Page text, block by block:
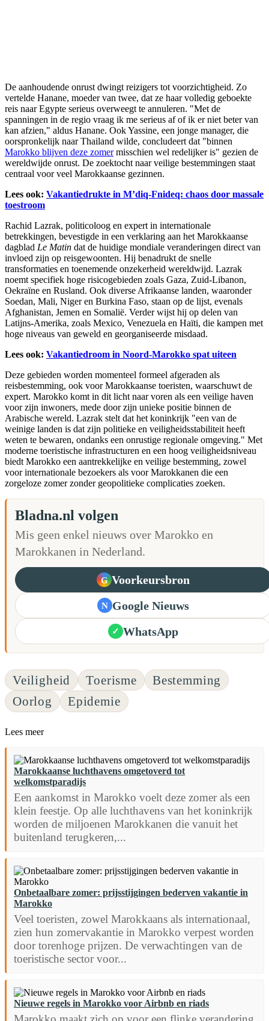
De aanhoudende onrust dwingt reizigers tot voorzichtigheid. Zo
vertelde Hanane, moeder van twee, dat ze haar volledig geboekte
reis naar Egypte serieus overweegt te annuleren. "Met de
spanningen in de regio vraag ik me serieus af of ik er niet beter van
kan afzien," aldus Hanane. Ook Yassine, een jonge manager, die
oorspronkelijk naar Thailand wilde, concludeert dat "binnen
Marokko blijven deze zomermisschien wel redelijker is" gezien de
wereldwijde onrust. De zoektocht naar veilige bestemmingen staat
centraal voor veel Marokkaanse gezinnen.
Lees ook: Vakantiedrukte in M’diq-Fnideq: chaos door massale
toestroom
Rachid Lazrak, politicoloog en expert in internationale
betrekkingen, bevestigde in een verklaring aan het Marokkaanse
dagblad Le Matin dat de huidige mondiale veranderingen direct van
invloed zijn op reisgewoonten. Hij benadrukt de snelle
transformaties en toenemende onzekerheid wereldwijd. Lazrak
noemt specifiek hoge risicogebieden zoals Gaza, Zuid-Libanon,
Oekraïne en Rusland. Ook diverse Afrikaanse landen, waaronder
Soedan, Mali, Niger en Burkina Faso, staan op de lijst, evenals
Afghanistan, Jemen en Somalië. Verder wijst hij op delen van
Latijns-Amerika, zoals Mexico, Venezuela en Haïti, die kampen met
hoge niveaus van geweld en georganiseerde misdaad.
Lees ook: Vakantiedroom in Noord-Marokko spat uiteen
Deze gebieden worden momenteel formeel afgeraden als
reisbestemming, ook voor Marokkaanse toeristen, waarschuwt de
expert. Marokko komt in dit licht naar voren als een veilige haven
voor zijn inwoners, mede door zijn unieke positie binnen de
Arabische wereld. Lazrak stelt dat het koninkrijk "een van de
weinige landen is dat zijn politieke en veiligheidsstabiliteit heeft
weten te bewaren, ondanks een onrustige regionale omgeving." Met
moderne toeristische infrastructuren en een hoog veiligheidsniveau
biedt Marokko een aantrekkelijke en veilige bestemming, zowel
voor internationale bezoekers als voor Marokkanen die een
zorgeloze zomer zonder geopolitieke complicaties zoeken.
Bladna.nl volgen
Mis geen enkel nieuws over Marokko en
Marokkanen in Nederland.
G Voorkeursbron
N Google Nieuws
✓ WhatsApp
Veiligheid Toerisme
Bestemming
Oorlog
Epidemie
Lees meer
Marokkaanse luchthavens omgetoverd tot
welkomstparadijs
Een aankomst in Marokko voelt deze zomer als een
klein feestje. Op alle luchthavens van het koninkrijk
worden de miljoenen Marokkanen die vanuit het
buitenland terugkeren,...
Onbetaalbare zomer: prijsstijgingen bederven vakantie in
Marokko
Veel toeristen, zowel Marokkaans als internationaal,
zien hun zomervakantie in Marokko verpest worden
door torenhoge prijzen. De verwachtingen van de
toeristische sector voor...
Nieuwe regels in Marokko voor Airbnb en riads